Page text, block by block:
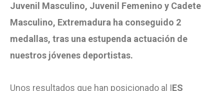
Juvenil Masculino, Juvenil Femenino y Cadete
Masculino, Extremadura ha conseguido 2
medallas, tras una estupenda actuación de
nuestros jóvenes deportistas.
Unos resultados que han posicionado al IES